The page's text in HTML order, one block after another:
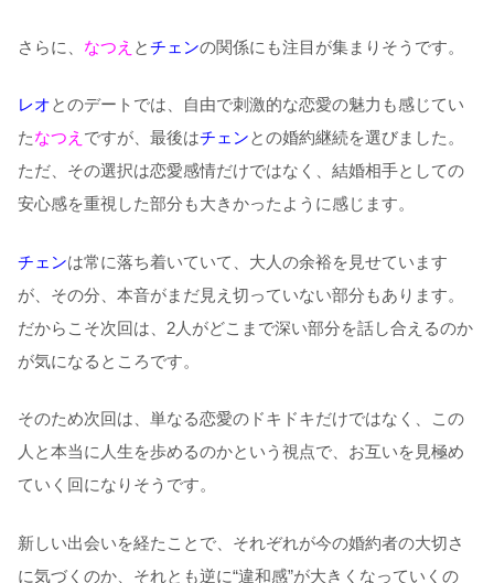
さらに、 なつえ とチェンの関係にも注目が集まりそうです。
レオとのデートでは、自由で刺激的な恋愛の魅力も感じてい
たなつえ ですが、最後はチェンとの婚約継続を選びました。
ただ、その選択は恋愛感情だけではなく、結婚相手としての
安心感を重視した部分も大きかったように感じます。
チェンは常に落ち着いていて、大人の余裕を見せています
が、その分、本音がまだ見え切っていない部分もあります。
だからこそ次回は、2人がどこまで深い部分を話し合えるのか
が気になるところです。
そのため次回は、単なる恋愛のドキドキだけではなく、この
人と本当に人生を歩めるのかという視点で、お互いを見極め
ていく回になりそうです。
新しい出会いを経たことで、それぞれが今の婚約者の大切さ
に気づくのか、それとも逆に“違和感”が大きくなっていくの